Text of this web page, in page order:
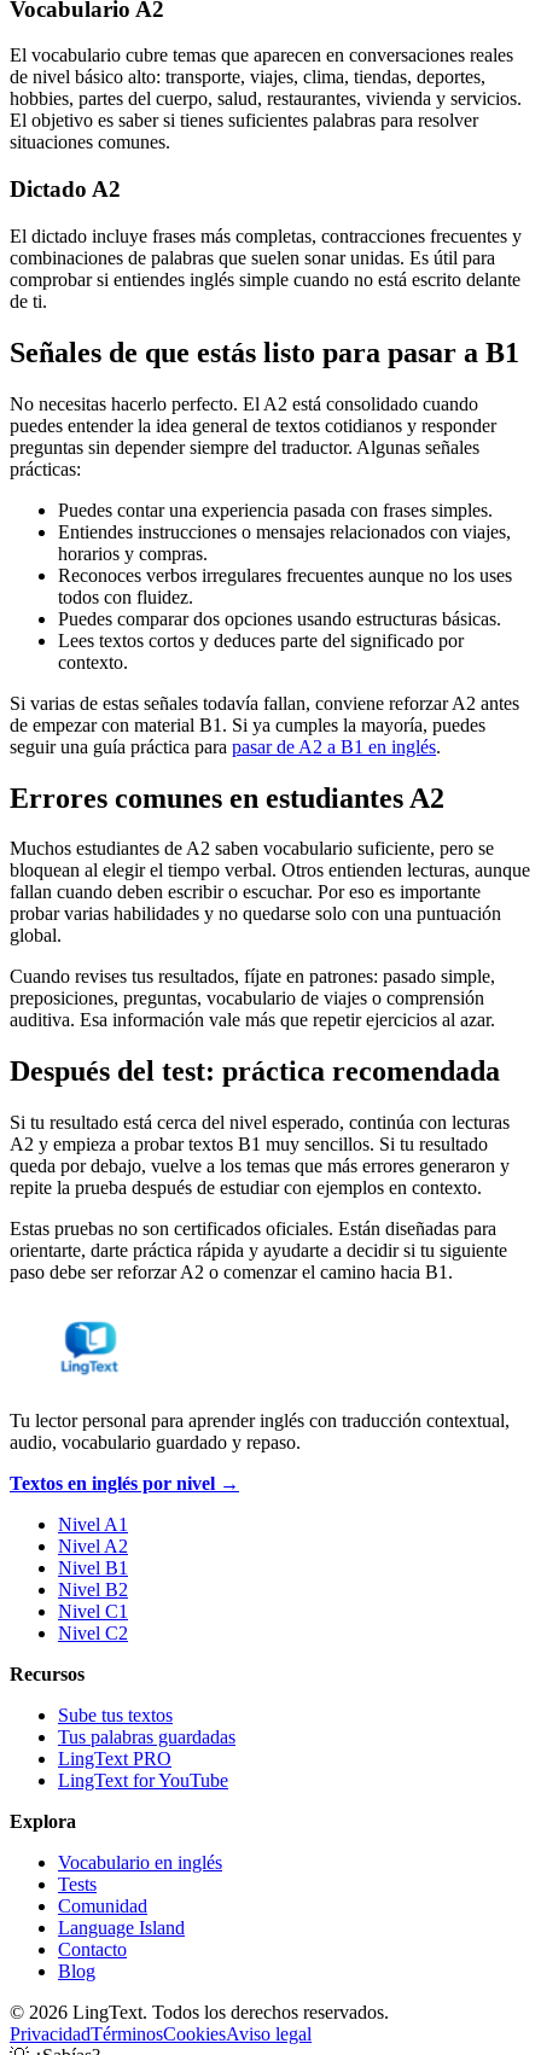
Vocabulario A2
El vocabulario cubre temas que aparecen en conversaciones reales
de nivel básico alto: transporte, viajes, clima, tiendas, deportes,
hobbies, partes del cuerpo, salud, restaurantes, vivienda y servicios.
El objetivo es saber si tienes suficientes palabras para resolver
situaciones comunes.
Dictado A2
El dictado incluye frases más completas, contracciones frecuentes y
combinaciones de palabras que suelen sonar unidas. Es útil para
comprobar si entiendes inglés simple cuando no está escrito delante
de ti.
Señales de que estás listo para pasar a B1
No necesitas hacerlo perfecto. El A2 está consolidado cuando
puedes entender la idea general de textos cotidianos y responder
preguntas sin depender siempre del traductor. Algunas señales
prácticas:
Puedes contar una experiencia pasada con frases simples.
Entiendes instrucciones o mensajes relacionados con viajes,
horarios y compras.
Reconoces verbos irregulares frecuentes aunque no los uses
todos con fluidez.
Puedes comparar dos opciones usando estructuras básicas.
Lees textos cortos y deduces parte del significado por
contexto.
Si varias de estas señales todavía fallan, conviene reforzar A2 antes
de empezar con material B1. Si ya cumples la mayoría, puedes
seguir una guía práctica para pasar de A2 a B1 en inglés.
Errores comunes en estudiantes A2
Muchos estudiantes de A2 saben vocabulario suficiente, pero se
bloquean al elegir el tiempo verbal. Otros entienden lecturas, aunque
fallan cuando deben escribir o escuchar. Por eso es importante
probar varias habilidades y no quedarse solo con una puntuación
global.
Cuando revises tus resultados, fíjate en patrones: pasado simple,
preposiciones, preguntas, vocabulario de viajes o comprensión
auditiva. Esa información vale más que repetir ejercicios al azar.
Después del test: práctica recomendada
Si tu resultado está cerca del nivel esperado, continúa con lecturas
A2 y empieza a probar textos B1 muy sencillos. Si tu resultado
queda por debajo, vuelve a los temas que más errores generaron y
repite la prueba después de estudiar con ejemplos en contexto.
Estas pruebas no son certificados oficiales. Están diseñadas para
orientarte, darte práctica rápida y ayudarte a decidir si tu siguiente
paso debe ser reforzar A2 o comenzar el camino hacia B1.
Tu lector personal para aprender inglés con traducción contextual,
audio, vocabulario guardado y repaso.
Textos en inglés por nivel →
Nivel A1
Nivel A2
Nivel B1
Nivel B2
Nivel C1
Nivel C2
Recursos
Sube tus textos
Tus palabras guardadas
LingText PRO
LingText for YouTube
Explora
Vocabulario en inglés
Tests
Comunidad
Language Island
Contacto
Blog
© 2026 LingText. Todos los derechos reservados.
PrivacidadTérminosCookiesAviso legal